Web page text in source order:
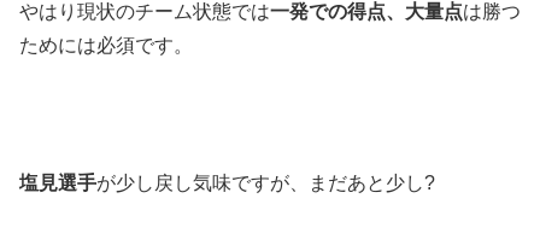
やはり現状のチーム状態では一発での得点、大量点は勝つ
ためには必須です。
塩見選手が少し戻し気味ですが、まだあと少し?